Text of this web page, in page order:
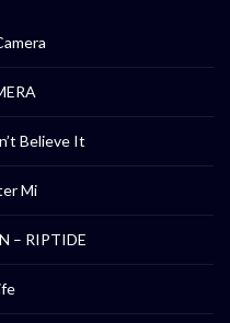
Believe It
Mi
– RIPTIDE